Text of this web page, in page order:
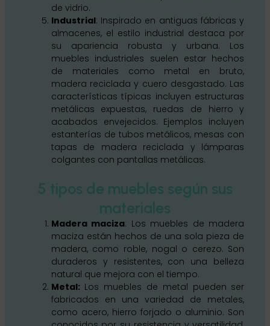
de vidrio.
Industrial: Inspirado en antiguas fábricas y
almacenes, el estilo industrial destaca por
su apariencia robusta y urbana. Los
muebles industriales suelen estar hechos
de materiales como metal en bruto,
madera reciclada y cuero desgastado. Las
características típicas incluyen estructuras
metálicas expuestas, ruedas de hierro y
acabados envejecidos. Ejemplos incluyen
estanterías de tubos metálicos, mesas con
tapas de madera reciclada y lámparas
colgantes con pantallas metálicas.
5 tipos de muebles según sus
materiales
Madera maciza: Los muebles de madera
maciza están hechos de una sola pieza de
madera, como roble, nogal o cerezo. Son
duraderos y resistentes, con una belleza
natural que mejora con el tiempo.
Metal: Los muebles de metal pueden ser
fabricados en una variedad de metales,
como acero, hierro forjado o aluminio. Son